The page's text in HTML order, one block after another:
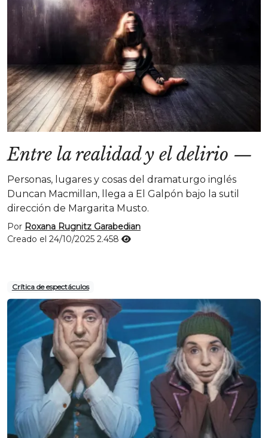
Entre la realidad y el delirio —
Personas, lugares y cosas del dramaturgo inglés
Duncan Macmillan, llega a El Galpón bajo la sutil
dirección de Margarita Musto.
Por Roxana Rugnitz Garabedian
Creado el 24/10/2025 2.458
Crítica de espectáculos